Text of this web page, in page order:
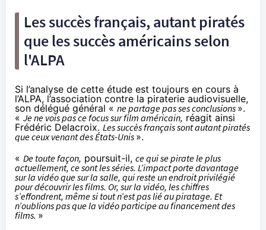
Les succès français, autant piratés
que les succès américains selon
l'ALPA
Si l’analyse de cette étude est toujours en cours à
l’ALPA, l’association contre la piraterie audiovisuelle,
son délégué général « ne partage pas ses conclusions ».
« Je ne vois pas ce focus sur film américain, réagit ainsi
Frédéric Delacroix. Les succès français sont autant piratés
que ceux venant des États-Unis ».
« De toute façon, poursuit-il, ce qui se pirate le plus
actuellement, ce sont les séries. L’impact porte davantage
sur la vidéo que sur la salle, qui reste un endroit privilégié
pour découvrir les films. Or, sur la vidéo, les chiffres
s’effondrent, même si tout n’est pas lié au piratage. Et
n’oublions pas que la vidéo participe au financement des
films. »